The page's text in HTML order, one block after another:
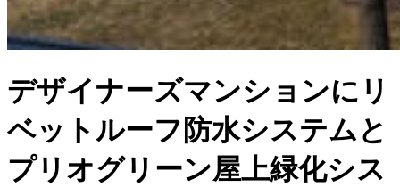
デザイナーズマンションにリ
ベットルーフ防水システムと
プリオグリーン屋上緑化シス